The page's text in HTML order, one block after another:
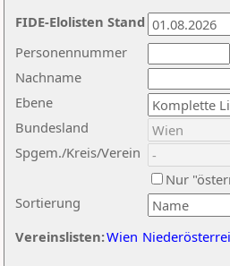
Nachname
Ebene
Sortierung
Personennummer
Bundesland
Spgem./Kreis/Verein
Nur
Vereinslisten:Wien
FIDE-Elolisten Stand